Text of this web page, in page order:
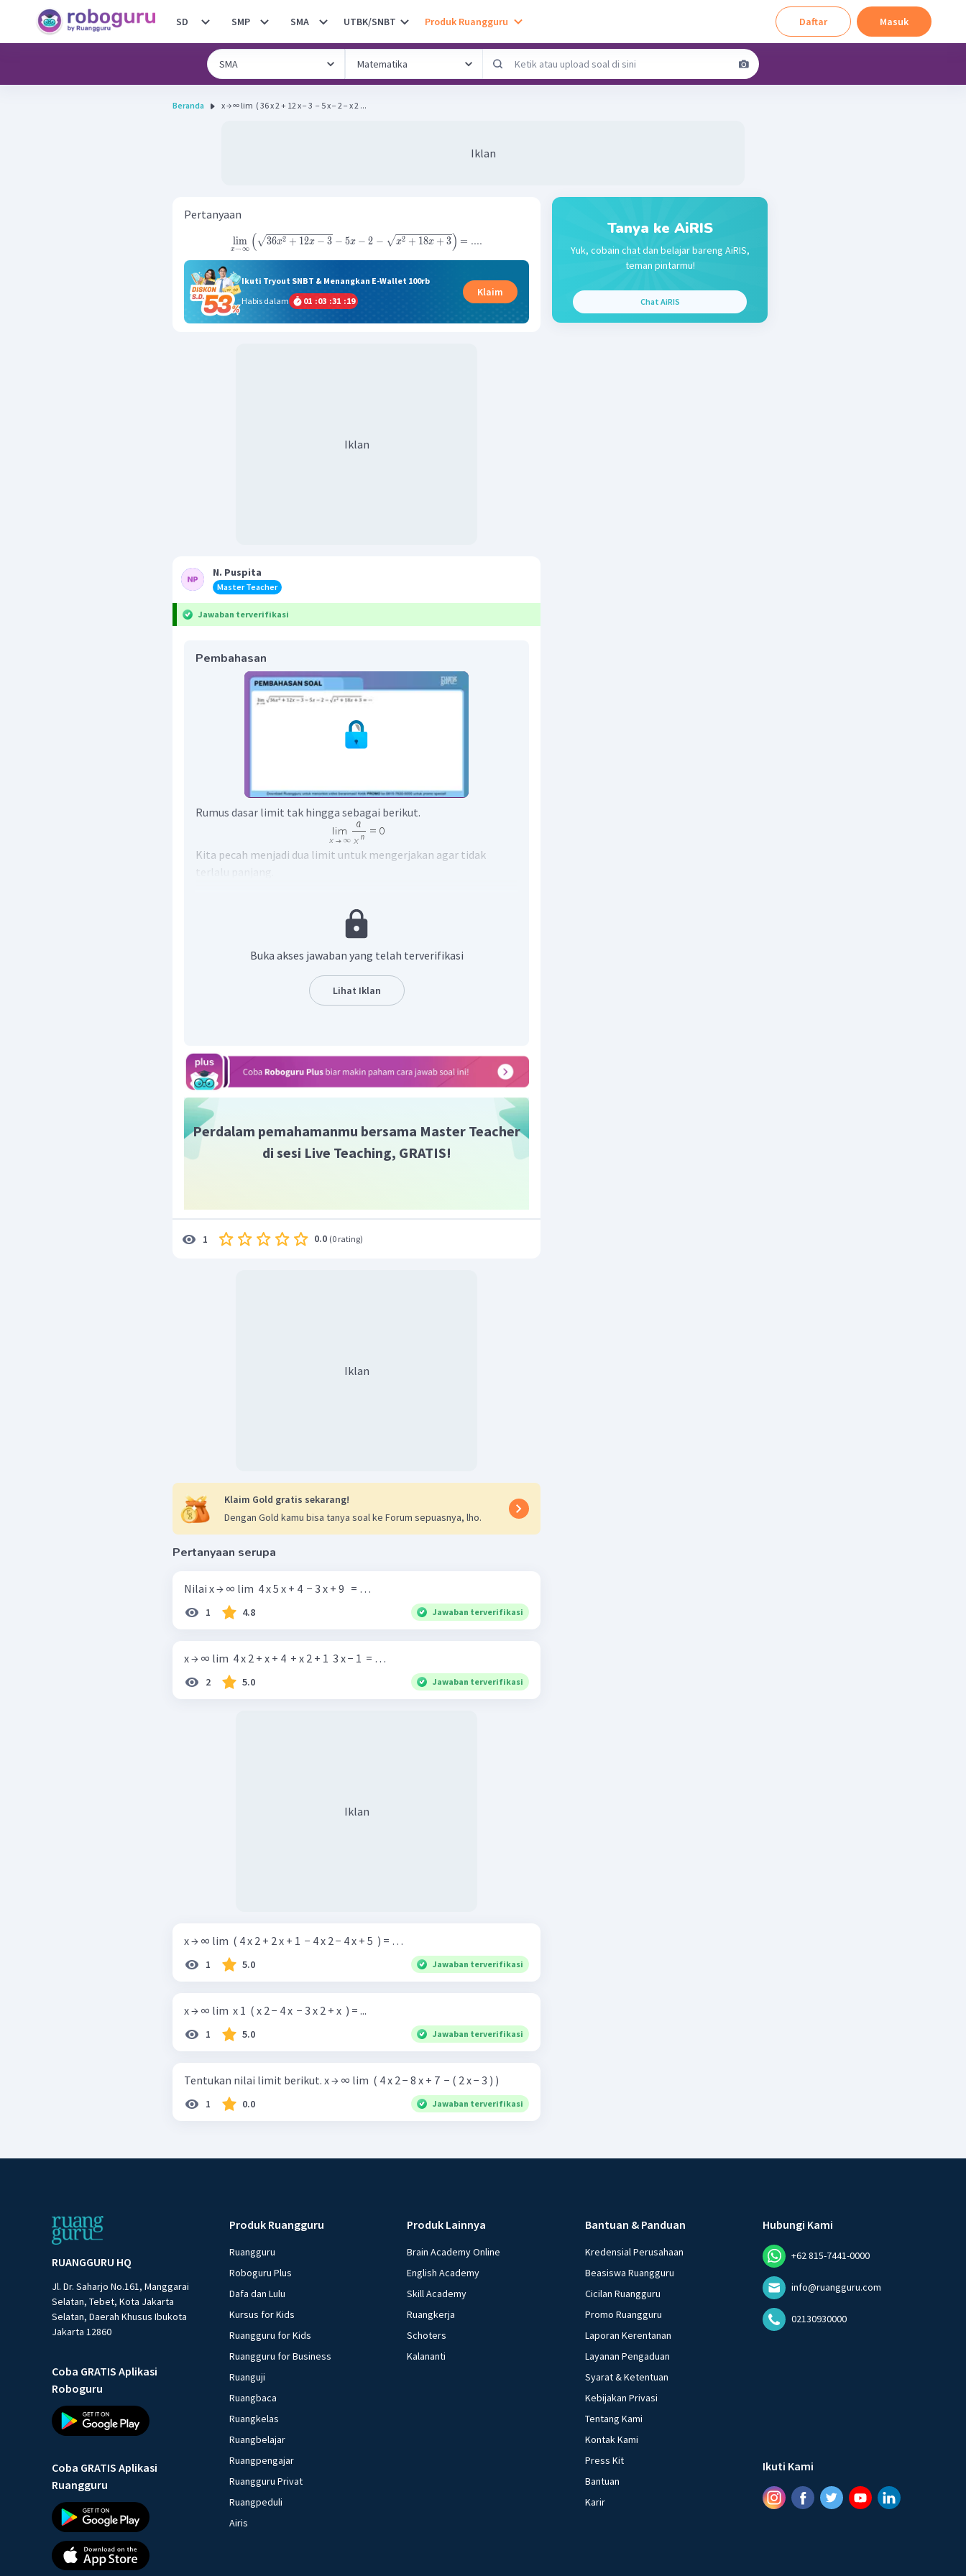
SD SMP SMA UTBK/SNBT Produk Ruangguru Daftar Masuk
Beranda x → ∞ lim ​ ( 36 x 2 + 12 x − 3 ​ − 5 x − 2 − x 2 ...
Iklan
Pertanyaan
x→∞
lim ( 36x2 + 12x − 3 − 5x − 2 − x2 + 18x + 3) = ....
Ikuti Tryout SNBT & Menangkan E-Wallet 100rb
Habis dalam
01 :03 :31 :19
Klaim
Iklan
N. Puspita
Master Teacher
Jawaban terverifikasi
Pembahasan
Rumus dasar limit tak hingga sebagai berikut.
Kita pecah menjadi dua limit untuk mengerjakan agar tidak
terlalu panjang.
Limit pertama
Kemudian kita jumlahkan hasilnya.
Buka akses jawaban yang telah terverifikasi
Lihat Iklan
Perdalam pemahamanmu bersama Master Teacher
di sesi Live Teaching, GRATIS!
1 0.0 (0 rating)
Iklan
Klaim Gold gratis sekarang!
Dengan Gold kamu bisa tanya soal ke Forum sepuasnya, lho.
Pertanyaan serupa
Nilai x → ∞ lim ​ 4 x 5 x + 4 ​ − 3 x + 9 ​ ​ = …
1 4.8 Jawaban terverifikasi
x → ∞ lim ​ 4 x 2 + x + 4 ​ + x 2 + 1 ​ 3 x − 1 ​ = …
2 5.0 Jawaban terverifikasi
Iklan
x → ∞ lim ​ ( 4 x 2 + 2 x + 1 ​ − 4 x 2 − 4 x + 5 ​ ) = …
1 5.0 Jawaban terverifikasi
x → ∞ lim ​ x 1 ​ ( x 2 − 4 x ​ − 3 x 2 + x ​ ) = ...
1 5.0 Jawaban terverifikasi
Tentukan nilai limit berikut. x → ∞ lim ​ ( 4 x 2 − 8 x + 7 ​ − ( 2 x − 3 ) )
1 0.0 Jawaban terverifikasi
Tanya ke AiRIS
Yuk, cobain chat dan belajar bareng AiRIS,
teman pintarmu!
Chat AiRIS
RUANGGURU HQ
Jl. Dr. Saharjo No.161, Manggarai
Selatan, Tebet, Kota Jakarta
Selatan, Daerah Khusus Ibukota
Jakarta 12860
Coba GRATIS Aplikasi
Roboguru
Coba GRATIS Aplikasi
Ruangguru
Produk Ruangguru
Ruangguru
Roboguru Plus
Dafa dan Lulu
Kursus for Kids
Ruangguru for Kids
Ruangguru for Business
Ruanguji
Ruangbaca
Ruangkelas
Ruangbelajar
Ruangpengajar
Ruangguru Privat
Ruangpeduli
Airis
Produk Lainnya
Brain Academy Online
English Academy
Skill Academy
Ruangkerja
Schoters
Kalananti
Bantuan & Panduan
Kredensial Perusahaan
Beasiswa Ruangguru
Cicilan Ruangguru
Promo Ruangguru
Laporan Kerentanan
Layanan Pengaduan
Syarat & Ketentuan
Kebijakan Privasi
Tentang Kami
Kontak Kami
Press Kit
Bantuan
Karir
Hubungi Kami
+62 815-7441-0000
info@ruangguru.com
02130930000
Ikuti Kami